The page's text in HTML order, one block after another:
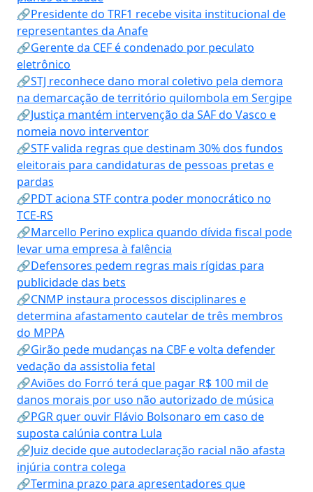
🔗Presidente do TRF1 recebe visita institucional de
representantes da Anafe
🔗Gerente da CEF é condenado por peculato
eletrônico
🔗STJ reconhece dano moral coletivo pela demora
na demarcação de território quilombola em Sergipe
🔗Justiça mantém intervenção da SAF do Vasco e
nomeia novo interventor
🔗STF valida regras que destinam 30% dos fundos
eleitorais para candidaturas de pessoas pretas e
pardas
🔗PDT aciona STF contra poder monocrático no
TCE-RS
🔗Marcello Perino explica quando dívida fiscal pode
levar uma empresa à falência
🔗Defensores pedem regras mais rígidas para
publicidade das bets
🔗CNMP instaura processos disciplinares e
determina afastamento cautelar de três membros
do MPPA
🔗Girão pede mudanças na CBF e volta defender
vedação da assistolia fetal
🔗Aviões do Forró terá que pagar R$ 100 mil de
danos morais por uso não autorizado de música
🔗PGR quer ouvir Flávio Bolsonaro em caso de
suposta calúnia contra Lula
🔗Juiz decide que autodeclaração racial não afasta
injúria contra colega
🔗Termina prazo para apresentadores que